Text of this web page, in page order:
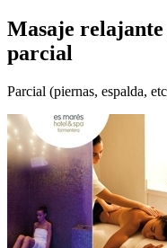
Masaje
parcial
Parcial (piernas, espalda,